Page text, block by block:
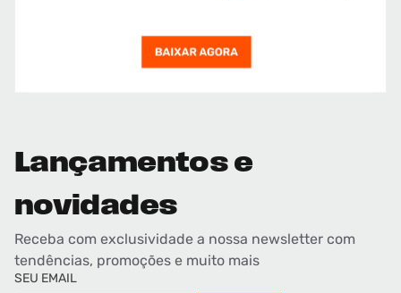
Lançamentos e
novidades
Receba com exclusividade a nossa newsletter com
tendências, promoções e muito mais
SEU EMAIL